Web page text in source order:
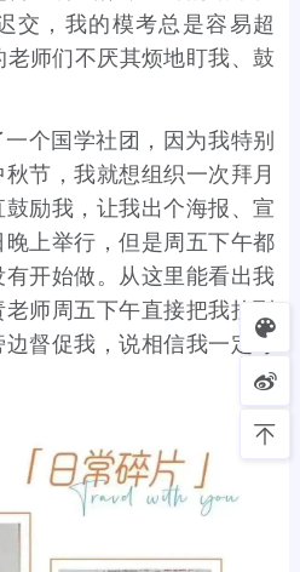
交，我的模考总是容易超
师们不厌其烦地盯我、鼓
个国学社团，因为我特别
节，我就想组织一次拜月
励我，让我出个海报、宣
上举行，但是周五下午都
开始做。从这里能看出我
师周五下午直接把我拉到
督促我，说相信我一定可